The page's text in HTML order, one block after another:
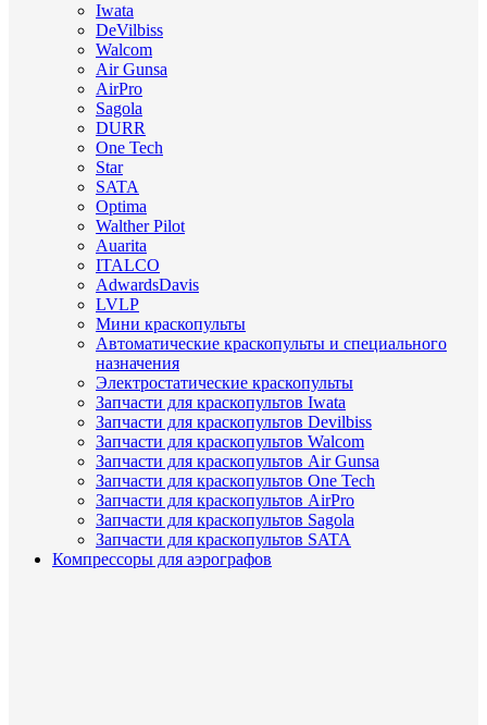
Iwata
DeVilbiss
Walcom
Air Gunsa
AirPro
Sagola
DURR
One Tech
Star
SATA
Optima
Walther Pilot
Auarita
ITALCO
AdwardsDavis
LVLP
Мини краскопульты
Автоматические краскопульты и специального
назначения
Электростатические краскопульты
Запчасти для краскопультов Iwata
Запчасти для краскопультов Devilbiss
Запчасти для краскопультов Walcom
Запчасти для краскопультов Air Gunsa
Запчасти для краскопультов One Tech
Запчасти для краскопультов AirPro
Запчасти для краскопультов Sagola
Запчасти для краскопультов SATA
Компрессоры для аэрографов